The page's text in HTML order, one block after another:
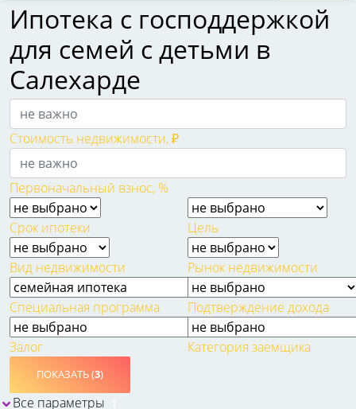
Ипотека с господдержкой
для семей с детьми в
Салехарде
Стоимость недвижимости, ₽
Первоначальный взнос, %
Срок ипотеки Цель
Вид недвижимости Рынок недвижимости
Специальная программа Подтверждение дохода
Залог Категория заемщика
ПОКАЗАТЬ (3)
Все параметры